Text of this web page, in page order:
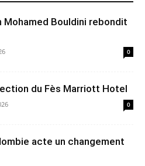
Mohamed Bouldini rebondit
0
du Fès Marriott Hotel
0
acte un changement